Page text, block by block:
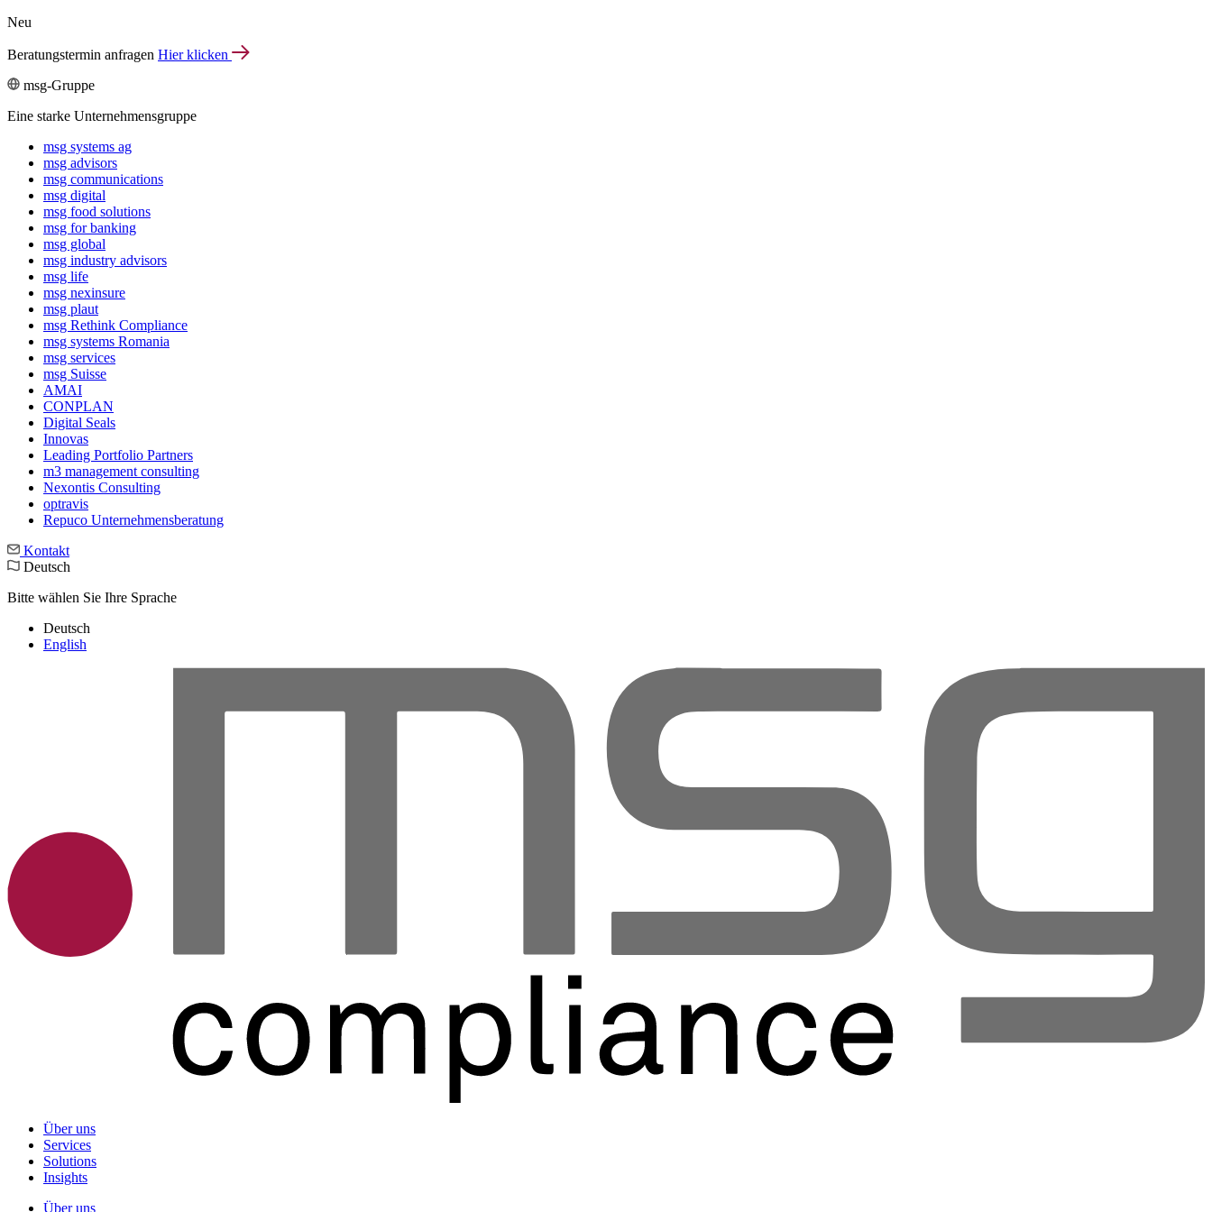
Neu
Beratungstermin anfragen Hier klicken
msg-Gruppe
Eine starke Unternehmensgruppe
msg systems ag
msg advisors
msg commu­ni­ca­tions
msg digital
msg food solutions
msg for banking
msg global
msg industry advisors
msg life
msg nexinsure
msg plaut
msg Rethink Compli­ance
msg systems Romania
msg services
msg Suisse
AMAI
CONPLAN
Digital Seals
Innovas
Leading Port­folio Partners
m3 manage­ment consul­ting
Nexontis Consulting
optravis
Repuco Unternehmensberatung
Kontakt
Deutsch
Bitte wählen Sie Ihre Sprache
Deutsch
English
Über uns
Services
Solutions
Insights
Über uns